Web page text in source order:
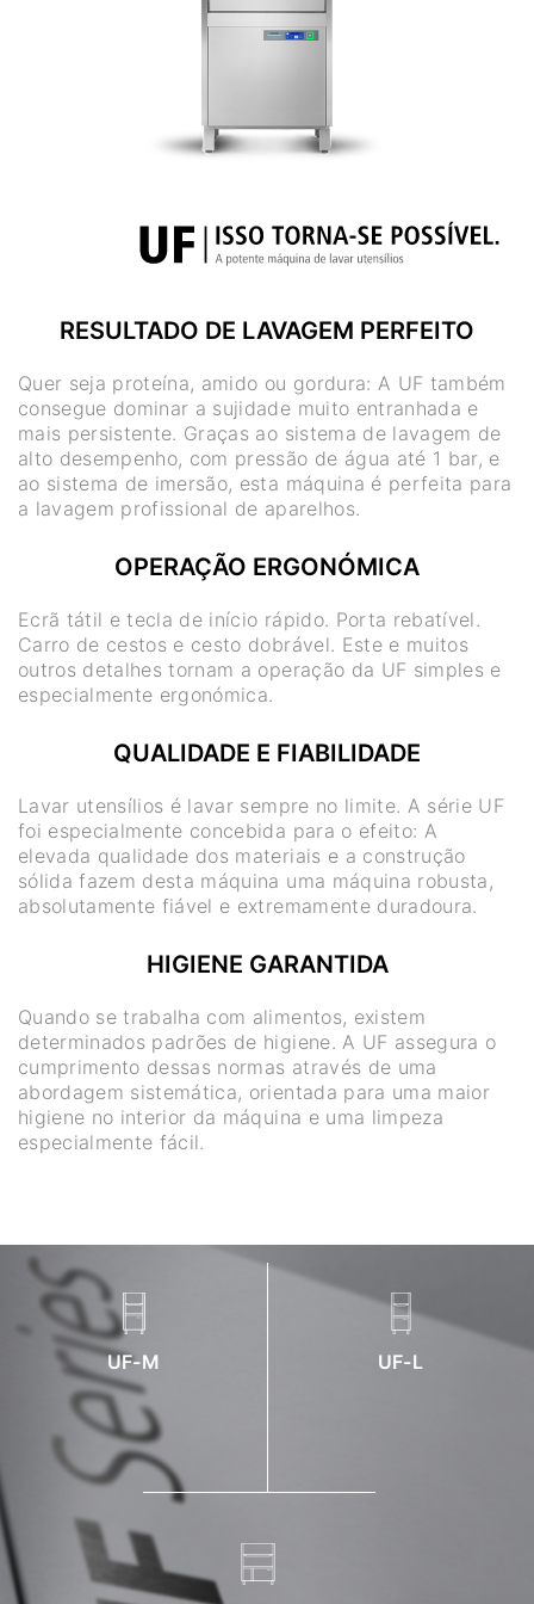
RESULTADO DE LAVAGEM PERFEITO
Quer seja proteína, amido ou gordura: A UF também
consegue dominar a sujidade muito entranhada e
mais persistente. Graças ao sistema de lavagem de
alto desempenho, com pressão de água até 1 bar, e
ao sistema de imersão, esta máquina é perfeita para
a lavagem profissional de aparelhos.
OPERAÇÃO ERGONÓMICA
Ecrã tátil e tecla de início rápido. Porta rebatível.
Carro de cestos e cesto dobrável. Este e muitos
outros detalhes tornam a operação da UF simples e
especialmente ergonómica.
QUALIDADE E FIABILIDADE
Lavar utensílios é lavar sempre no limite. A série UF
foi especialmente concebida para o efeito: A
elevada qualidade dos materiais e a construção
sólida fazem desta máquina uma máquina robusta,
absolutamente fiável e extremamente duradoura.
HIGIENE GARANTIDA
Quando se trabalha com alimentos, existem
determinados padrões de higiene. A UF assegura o
cumprimento dessas normas através de uma
abordagem sistemática, orientada para uma maior
higiene no interior da máquina e uma limpeza
especialmente fácil.
UF-M UF-L